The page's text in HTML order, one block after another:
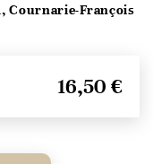
Cournarie-François
16,50 €